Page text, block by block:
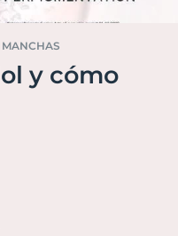
y cómo